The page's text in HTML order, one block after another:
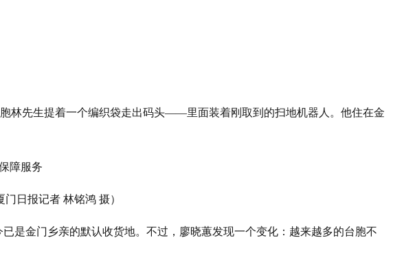
林先生提着一个编织袋走出码头——里面装着刚取到的扫地机器人。他住在金
日报记者 林铭鸿 摄）
是金门乡亲的默认收货地。不过，廖晓蕙发现一个变化：越来越多的台胞不